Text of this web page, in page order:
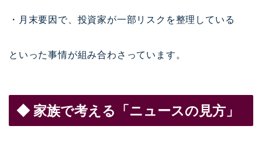
・月末要因で、投資家が一部リスクを整理している
といった事情が組み合わさっています。
◆ 家族で考える「ニュースの見方」